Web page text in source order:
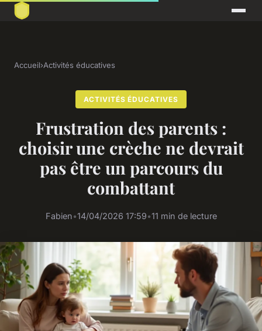
Accueil›Activités éducatives
ACTIVITÉS ÉDUCATIVES
Frustration des parents :
choisir une crèche ne devrait
pas être un parcours du
combattant
Fabien•14/04/2026 17:59•11 min de lecture